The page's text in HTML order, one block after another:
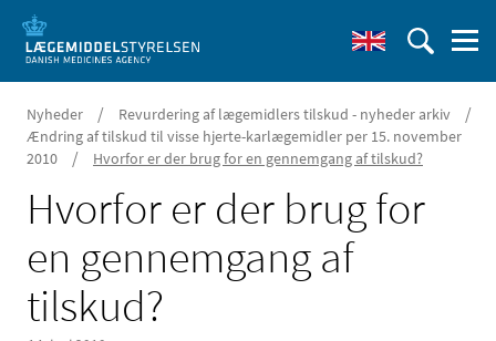
Nyheder / Revurdering af lægemidlers tilskud - nyheder arkiv /
Ændring af tilskud til visse hjerte-karlægemidler per 15. november
2010
/ Hvorfor er der brug for en gennemgang af tilskud?
Hvorfor er der brug for
en gennemgang af
tilskud?